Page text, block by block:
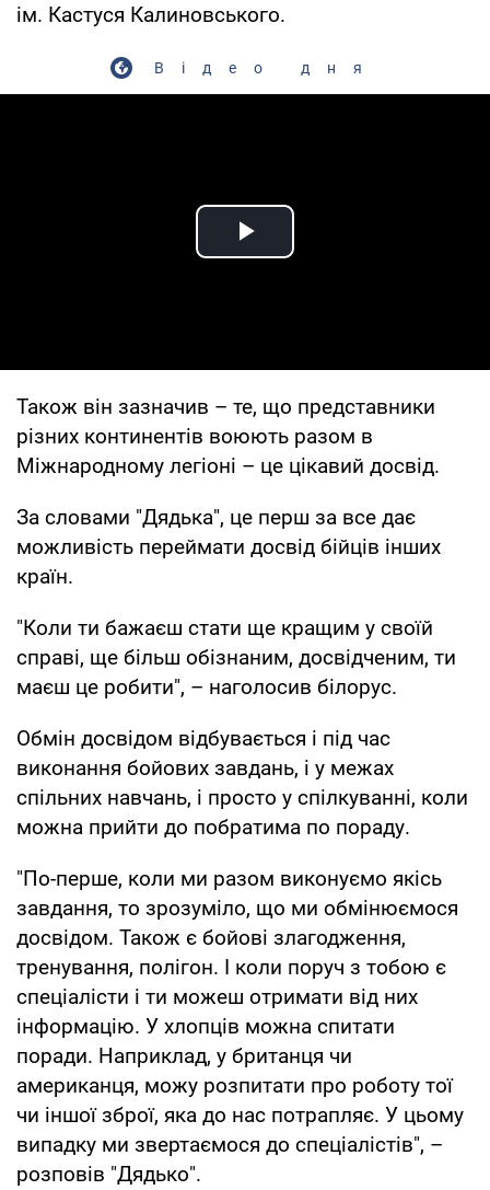
ім. Кастуся Калиновського.
Відео дня
Play Video
Також він зазначив – те, що представники
різних континентів воюють разом в
Міжнародному легіоні – це цікавий досвід.
За словами "Дядька", це перш за все дає
можливість переймати досвід бійців інших
країн.
"Коли ти бажаєш стати ще кращим у своїй
справі, ще більш обізнаним, досвідченим, ти
маєш це робити", – наголосив білорус.
Обмін досвідом відбувається і під час
виконання бойових завдань, і у межах
спільних навчань, і просто у спілкуванні, коли
можна прийти до побратима по пораду.
"По-перше, коли ми разом виконуємо якісь
завдання, то зрозуміло, що ми обмінюємося
досвідом. Також є бойові злагодження,
тренування, полігон. І коли поруч з тобою є
спеціалісти і ти можеш отримати від них
інформацію. У хлопців можна спитати
поради. Наприклад, у британця чи
американця, можу розпитати про роботу тої
чи іншої зброї, яка до нас потрапляє. У цьому
випадку ми звертаємося до спеціалістів", –
розповів "Дядько".